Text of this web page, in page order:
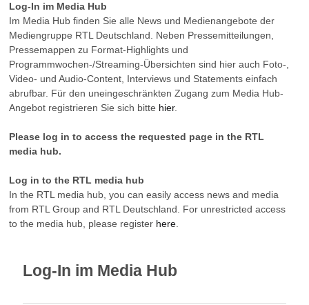
Log-In im Media Hub
Im Media Hub finden Sie alle News und Medienangebote der
Mediengruppe RTL Deutschland. Neben Pressemitteilungen,
Pressemappen zu Format-Highlights und
Programmwochen-/Streaming-Übersichten sind hier auch Foto-,
Video- und Audio-Content, Interviews und Statements einfach
abrufbar. Für den uneingeschränkten Zugang zum Media Hub-
Angebot registrieren Sie sich bitte hier.
Please log in to access the requested page in the RTL
media hub.
Log in to the RTL media hub
In the RTL media hub, you can easily access news and media
from RTL Group and RTL Deutschland. For unrestricted access
to the media hub, please register here
Log-In im Media Hub